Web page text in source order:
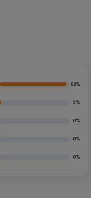
98%
2%
0%
0%
0%